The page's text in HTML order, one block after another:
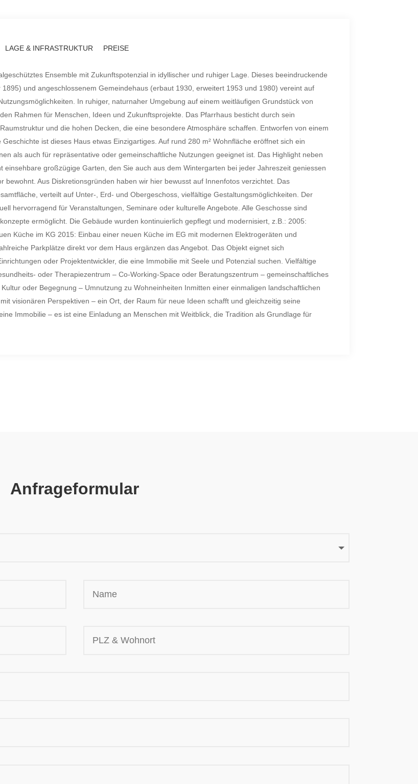
LAGE & INFRASTRUKTUR PREISE
Ensemble mit Zukunftspotenzial in idyllischer und ruhiger Lage. Dieses beeindruckende
und angeschlossenem Gemeindehaus (erbaut 1930, erweitert 1953 und 1980) vereint auf
In ruhiger, naturnaher Umgebung auf einem weitläufigen Grundstück von
Rahmen für Menschen, Ideen und Zukunftsprojekte. Das Pfarrhaus besticht durch sein
und die hohen Decken, die eine besondere Atmosphäre schaffen. Entworfen von einem
ist dieses Haus etwas Einzigartiges. Auf rund 280 m² Wohnfläche eröffnet sich ein
als auch für repräsentative oder gemeinschaftliche Nutzungen geeignet ist. Das Highlight neben
großzügige Garten, den Sie auch aus dem Wintergarten bei jeder Jahreszeit geniessen
bewohnt. Aus Diskretionsgründen haben wir hier bewusst auf Innenfotos verzichtet. Das
verteilt auf Unter-, Erd- und Obergeschoss, vielfältige Gestaltungsmöglichkeiten. Der
hervorragend für Veranstaltungen, Seminare oder kulturelle Angebote. Alle Geschosse sind
ermöglicht. Die Gebäude wurden kontinuierlich gepflegt und modernisiert, z.B.: 2005:
Küche im KG 2015: Einbau einer neuen Küche im EG mit modernen Elektrogeräten und
Parkplätze direkt vor dem Haus ergänzen das Angebot. Das Objekt eignet sich
oder Projektentwickler, die eine Immobilie mit Seele und Potenzial suchen. Vielfältige
oder Therapiezentrum – Co-Working-Space oder Beratungszentrum – gemeinschaftliches
oder Begegnung – Umnutzung zu Wohneinheiten Inmitten einer einmaligen landschaftlichen
visionären Perspektiven – ein Ort, der Raum für neue Ideen schafft und gleichzeitig seine
Immobilie – es ist eine Einladung an Menschen mit Weitblick, die Tradition als Grundlage für
Anfrageformular